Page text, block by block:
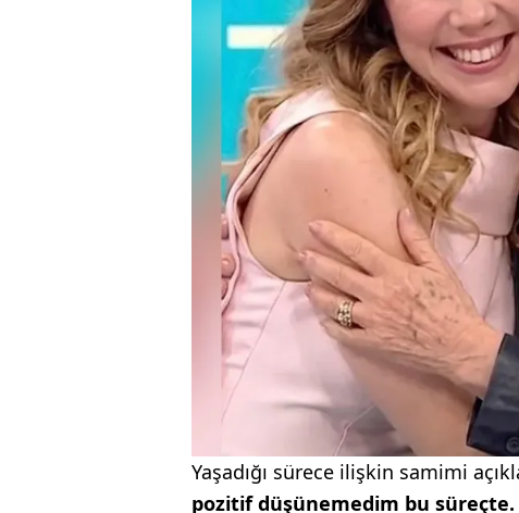
Yaşadığı sürece ilişkin samimi
pozitif düşünemedim bu